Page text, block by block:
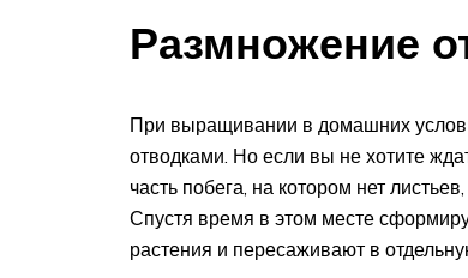
Размножение
При выращивании в домашних
отводками. Но если вы не хотите
часть побега, на котором нет
Спустя время в этом месте
растения и пересаживают в